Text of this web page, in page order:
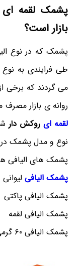
پشمک لقمه
بازار است؟
پشمک که در نوع
طی فرایندی به
می گردند که برخی
روانه ی بازار
لقمه ایروکش دار
نوع و مدل پشمک در
پشمک های الیافی
پشمک الیافی لیوانی
پشمک الیافی پاکتی
پشمک الیافی لقمه
پشمک الیافی ۶۰ گرمی